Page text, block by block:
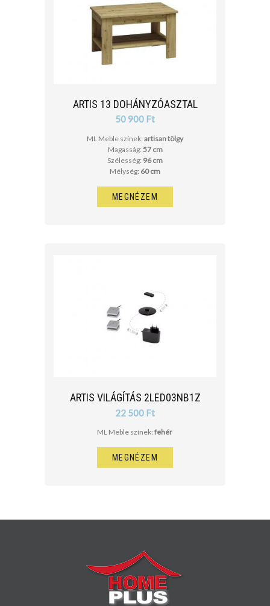
ARTIS 13 DOHÁNYZÓASZTAL
50 900 Ft
ML Meble színek: artisan tölgy
Magasság: 57 cm
Szélesség: 96 cm
Mélység: 60 cm
MEGNÉZEM
ARTIS VILÁGÍTÁS 2LED03NB1Z
22 500 Ft
ML Meble színek:fehér
MEGNÉZEM